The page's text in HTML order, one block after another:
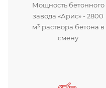
Мощность бетонного
завода «Арис» - 2800
м³ раствора бетона в
смену